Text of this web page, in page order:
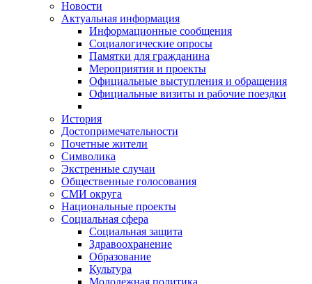
Новости
Актуальная информация
Информационные сообщения
Социалогические опросы
Памятки для гражданина
Мероприятия и проекты
Официальные выступления и обращения
Официальные визиты и рабочие поездки
История
Достопримечательности
Почетные жители
Символика
Экстренные случаи
Общественные голосования
СМИ округа
Национальные проекты
Социальная сфера
Социальная защита
Здравоохранение
Образование
Культура